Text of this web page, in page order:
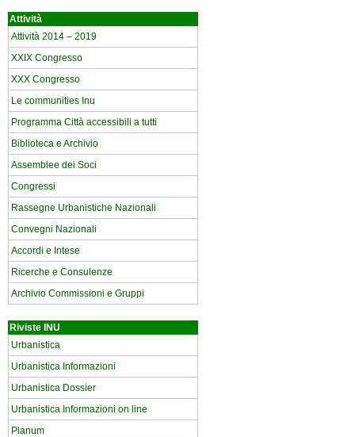
Attività
Attività 2014 – 2019
XXIX Congresso
XXX Congresso
Le communities Inu
Programma Città accessibili a tutti
Biblioteca e Archivio
Assemblee dei Soci
Congressi
Rassegne Urbanistiche Nazionali
Convegni Nazionali
Accordi e Intese
Ricerche e Consulenze
Archivio Commissioni e Gruppi
Riviste INU
Urbanistica
Urbanistica Informazioni
Urbanistica Dossier
Urbanistica Informazioni on line
Planum